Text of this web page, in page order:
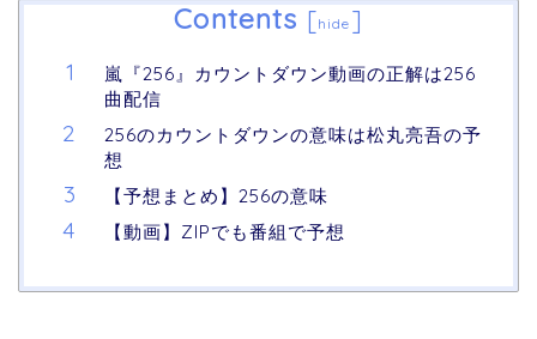
Contents [hide ]
嵐『256』カウントダウン動画の正解は256
曲配信
256のカウントダウンの意味は松丸亮吾の予
想
【予想まとめ】256の意味
【動画】ZIPでも番組で予想